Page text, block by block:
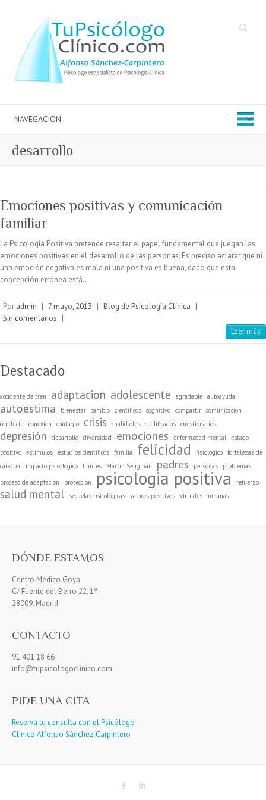
Buscar
desarrollo
Emociones positivas y comunicación
familiar
La Psicología Positiva pretende resaltar el papel fundamental que juegan las
emociones positivas en el desarrollo de las personas. Es preciso aclarar que ni
una emoción negativa es mala ni una positiva es buena, dado que esta
concepción errónea está…
Por admin | 7 mayo, 2013 | Blog de Psicología Clínica |
Sin comentarios |
Leer más
Destacado
accidente de tren adaptacion adolescente agradable autoayuda
autoestima bienestar cambio cientificos cognitivo compartir comunicacion
conducta
conexion contagio crisis cualidades cualificados cuestionarios
depresión desarrollo diversidad emociones enfermedad mental estado
positivo estimulos estudios científicos familia felicidad fisiologico fortalezas de
carácter
impacto psicológico limites Martin Seligman padres personas
problemas
proceso de adaptación
proteccion psicologia positiva refuerzo
salud mental secuelas psicológicas valores positivos virtudes humanas
DÓNDE ESTAMOS
Centro Médico Goya
C/ Fuente del Berro 22, 1º
28009. Madrid
CONTACTO
91 401 18 66
info@tupsicologoclinico.com
PIDE UNA CITA
Reserva tu consulta con el Psicólogo
Clínico Alfonso Sánchez-Carpintero